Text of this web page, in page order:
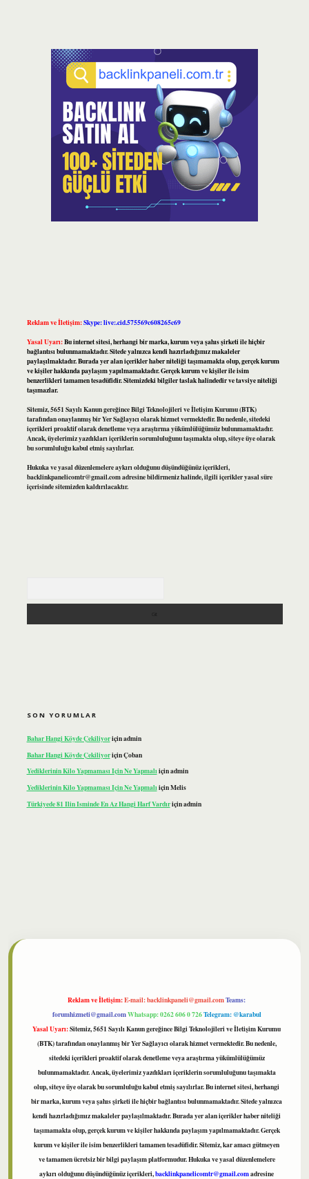
Reklam ve İletişim:Skype: live:.cid.575569c608265c69
Yasal Uyarı:Bu internet sitesi, herhangi bir marka, kurum veya şahıs şirketi ile hiçbir
bağlantısı bulunmamaktadır. Sitede yalnızca kendi hazırladığımız makaleler
paylaşılmaktadır. Burada yer alan içerikler haber niteliği taşımamakta olup, gerçek kurum
ve kişiler hakkında paylaşım yapılmamaktadır. Gerçek kurum ve kişiler ile isim
benzerlikleri tamamen tesadüfidir. Sitemizdeki bilgiler taslak halindedir ve tavsiye niteliği
taşımazlar.
Sitemiz, 5651 Sayılı Kanun gereğince Bilgi Teknolojileri ve İletişim Kurumu (BTK)
tarafından onaylanmış bir Yer Sağlayıcı olarak hizmet vermektedir. Bu nedenle, sitedeki
içerikleri proaktif olarak denetleme veya araştırma yükümlülüğümüz bulunmamaktadır.
Ancak, üyelerimiz yazdıkları içeriklerin sorumluluğunu taşımakta olup, siteye üye olarak
bu sorumluluğu kabul etmiş sayılırlar.
Hukuka ve yasal düzenlemelere aykırı olduğunu düşündüğünüz içerikleri,
backlinkpanelicomtr@gmail.comadresine bildirmeniz halinde, ilgili içerikler yasal süre
içerisinde sitemizden kaldırılacaktır.
SON YORUMLAR
Bahar Hangi Köyde Çekiliyoriçinadmin
Bahar Hangi Köyde ÇekiliyoriçinÇoban
Yediklerinin Kilo Yapmaması Için Ne Yapmalıiçinadmin
Yediklerinin Kilo Yapmaması Için Ne YapmalıiçinMelis
Türkiyede 81 Ilin Isminde En Az Hangi Harf Vardıriçinadmin
Reklam ve İletişim:E-mail:backlinkpaneli@gmail.comTeams:
forumhizmeti@gmail.comWhatsapp: 0262 606 0 726Telegram: @karabul
Yasal Uyarı:Sitemiz, 5651 Sayılı Kanun gereğince Bilgi Teknolojileri ve İletişim Kurumu
(BTK) tarafından onaylanmış bir Yer Sağlayıcı olarak hizmet vermektedir. Bu nedenle,
sitedeki içerikleri proaktif olarak denetleme veya araştırma yükümlülüğümüz
bulunmamaktadır. Ancak, üyelerimiz yazdıkları içeriklerin sorumluluğunu taşımakta
olup, siteye üye olarak bu sorumluluğu kabul etmiş sayılırlar. Bu internet sitesi, herhangi
bir marka, kurum veya şahıs şirketi ile hiçbir bağlantısı bulunmamaktadır. Sitede yalnızca
kendi hazırladığımız makaleler paylaşılmaktadır. Burada yer alan içerikler haber niteliği
taşımamakta olup, gerçek kurum ve kişiler hakkında paylaşım yapılmamaktadır. Gerçek
kurum ve kişiler ile isim benzerlikleri tamamen tesadüfidir. Sitemiz, kar amacı gütmeyen
ve tamamen ücretsiz bir bilgi paylaşım platformudur. Hukuka ve yasal düzenlemelere
aykırı olduğunu düşündüğünüz içerikleri,backlinkpanelicomtr@gmail.comadresine